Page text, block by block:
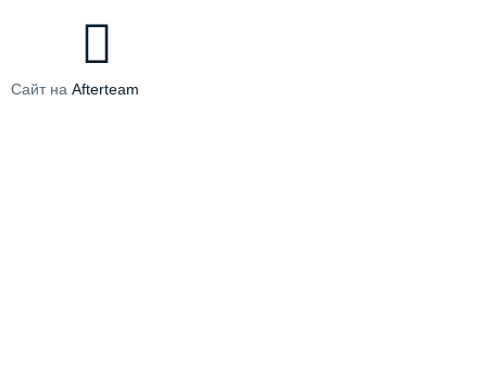
Сайт на Afterteam